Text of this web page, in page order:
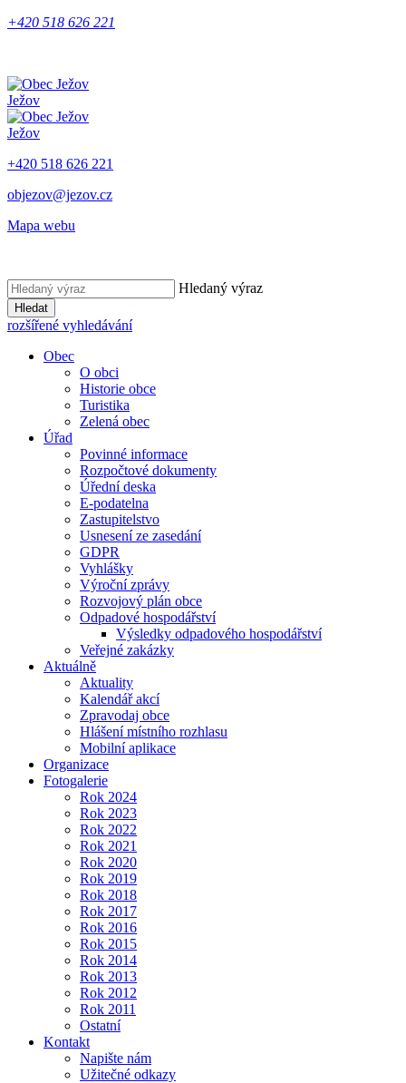
+420 518 626 221
Ježov
Ježov
+420 518 626 221
objezov@jezov.cz
Mapa webu
Hledaný výraz
Hledat
rozšířené vyhledávání
Obec
O obci
Historie obce
Turistika
Zelená obec
Úřad
Povinné informace
Rozpočtové dokumenty
Úřední deska
E-podatelna
Zastupitelstvo
Usnesení ze zasedání
GDPR
Vyhlášky
Výroční zprávy
Rozvojový plán obce
Odpadové hospodářství
Výsledky odpadového hospodářství
Veřejné zakázky
Aktuálně
Aktuality
Kalendář akcí
Zpravodaj obce
Hlášení místního rozhlasu
Mobilní aplikace
Organizace
Fotogalerie
Rok 2024
Rok 2023
Rok 2022
Rok 2021
Rok 2020
Rok 2019
Rok 2018
Rok 2017
Rok 2016
Rok 2015
Rok 2014
Rok 2013
Rok 2012
Rok 2011
Ostatní
Kontakt
Napište nám
Užitečné odkazy